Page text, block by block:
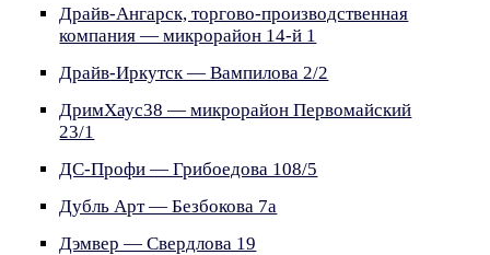
Драйв-Ангарск, торгово-производственная
компания — микрорайон 14-й 1
Драйв-Иркутск — Вампилова 2/2
ДримХаус38 — микрорайон Первомайский
23/1
ДС-Профи — Грибоедова 108/5
Дубль Арт — Безбокова 7а
Дэмвер — Свердлова 19